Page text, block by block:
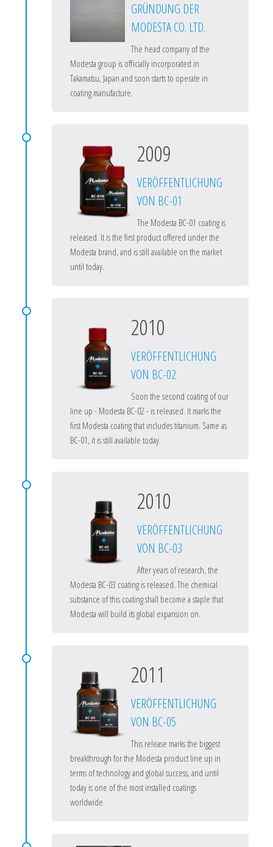
GRÜNDUNG DER
MODESTA CO. LTD.
The head company of the
Modesta group is officially incorporated in
Takamatsu, Japan and soon starts to operate in
coating manufacture.
2009
VERÖFFENTLICHUNG
VON BC-01
The Modesta BC-01 coating is
released. It is the first product offered under the
Modesta brand, and is still available on the market
until today.
2010
VERÖFFENTLICHUNG
VON BC-02
Soon the second coating of our
line up - Modesta BC-02 - is released. It marks the
first Modesta coating that includes titanium. Same as
BC-01, it is still available today.
2010
VERÖFFENTLICHUNG
VON BC-03
After years of research, the
Modesta BC-03 coating is released. The chemical
substance of this coating shall become a staple that
Modesta will build its global expansion on.
2011
VERÖFFENTLICHUNG
VON BC-05
This release marks the biggest
breakthrough for the Modesta product line up in
terms of technology and global success, and until
today is one of the most installed coatings
worldwide.